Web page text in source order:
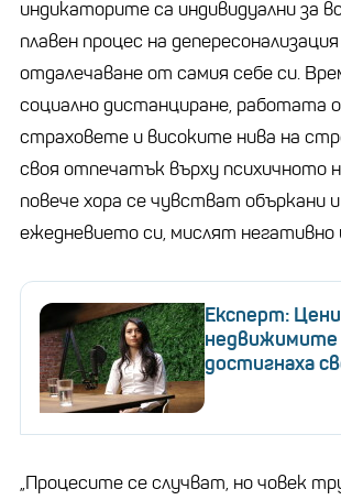
индикаторите са индивидуални за
плавен процес на
отдалечаване от самия себе си.
социално дистанциране, работата
страховете и високите нива на
своя отпечатък върху психичното
повече хора се чувстват объркани
ежедневието си, мислят
Експерт:
достигнаха
„Процесите се случват, но човек